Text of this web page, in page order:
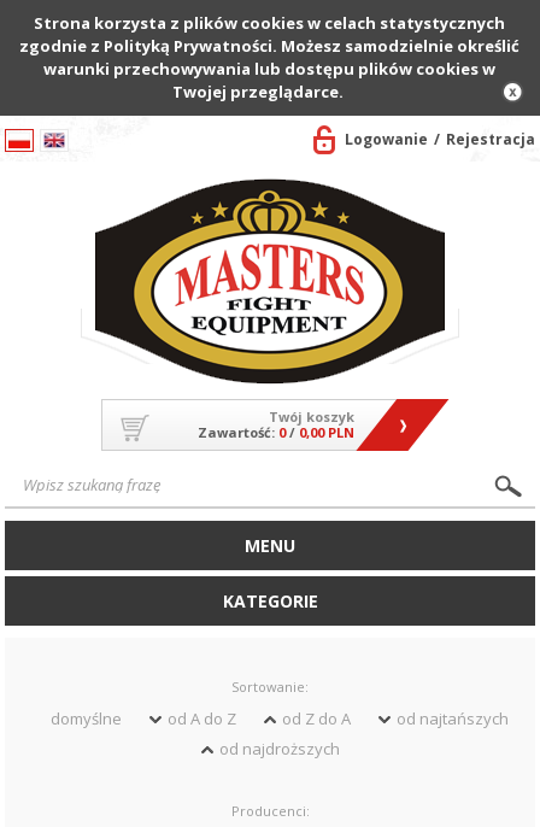
Strona korzysta z plików cookies w celach statystycznych
zgodnie z Polityką Prywatności. Możesz samodzielnie określić
warunki przechowywania lub dostępu plików cookies w
Twojej przeglądarce.
Logowanie Rejestracja
Twój koszyk
Zawartość: 0/ 0,00 PLN
MENU
KATEGORIE
Sortowanie:
domyślne od A do Z od Z do A
od najtańszych
od najdroższych
Producenci: